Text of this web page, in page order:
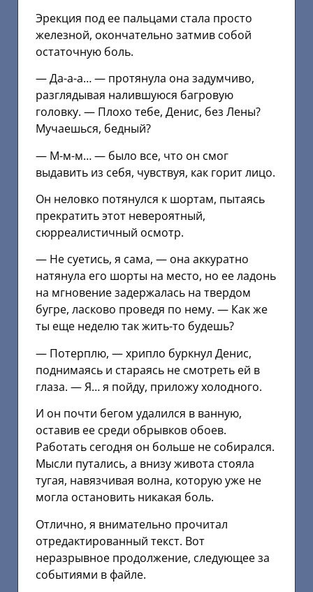
Эрекция под ее пальцами стала просто
железной, окончательно затмив собой
остаточную боль.
— Да-а-а… — протянула она задумчиво,
разглядывая налившуюся багровую
головку. — Плохо тебе, Денис, без Лены?
Мучаешься, бедный?
— М-м-м… — было все, что он смог
выдавить из себя, чувствуя, как горит лицо.
Он неловко потянулся к шортам, пытаясь
прекратить этот невероятный,
сюрреалистичный осмотр.
— Не суетись, я сама, — она аккуратно
натянула его шорты на место, но ее ладонь
на мгновение задержалась на твердом
бугре, ласково проведя по нему. — Как же
ты еще неделю так жить-то будешь?
— Потерплю, — хрипло буркнул Денис,
поднимаясь и стараясь не смотреть ей в
глаза. — Я… я пойду, приложу холодного.
И он почти бегом удалился в ванную,
оставив ее среди обрывков обоев.
Работать сегодня он больше не собирался.
Мысли путались, а внизу живота стояла
тугая, навязчивая волна, которую уже не
могла остановить никакая боль.
Отлично, я внимательно прочитал
отредактированный текст. Вот
неразрывное продолжение, следующее за
событиями в файле.